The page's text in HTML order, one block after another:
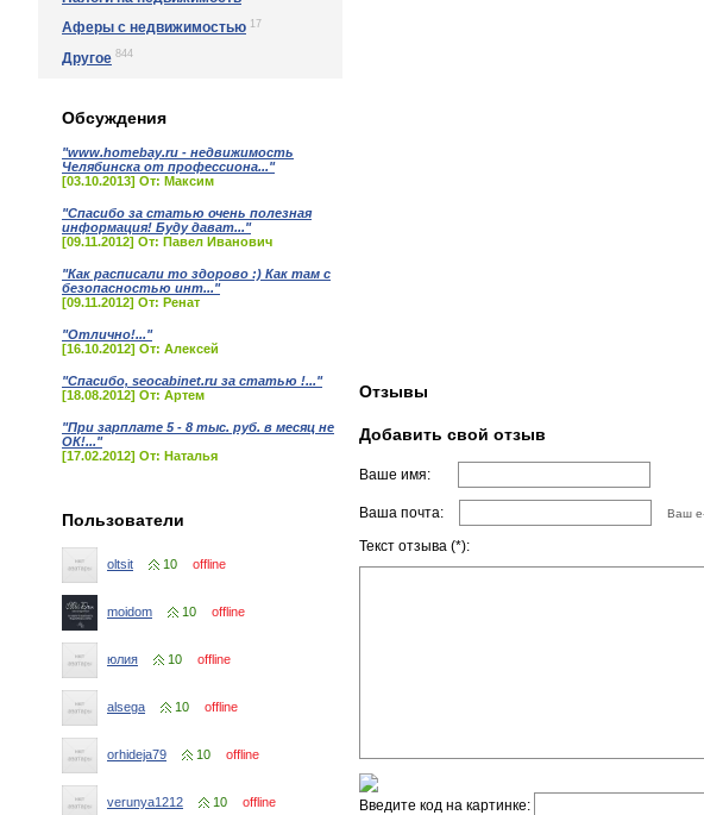
Аферы с недвижимостью 17
Другое 844
Обсуждения
"www.homebay.ru - недвижимость
Челябинска от профессиона..."
[03.10.2013] От: Максим
"Спасибо за статью очень полезная
информация! Буду дават..."
[09.11.2012] От: Павел Иванович
"Как расписали то здорово :) Как там с
безопасностью инт..."
[09.11.2012] От: Ренат
"Отлично!..."
[16.10.2012] От: Алексей
"Спасибо, seocabinet.ru за статью !..."
[18.08.2012] От: Артем
"При зарплате 5 - 8 тыс. руб. в месяц не
ОК!..."
[17.02.2012] От: Наталья
Пользователи
oltsit 10 offline
moidom 10 offline
юлия 10 offline
alsega 10 offline
orhideja79 10 offline
verunya1212 10 offline
Отзывы
Добавить свой отзыв
Ваше имя:
Ваша почта: Ваш
Текст отзыва (*):
Введите код на картинке: